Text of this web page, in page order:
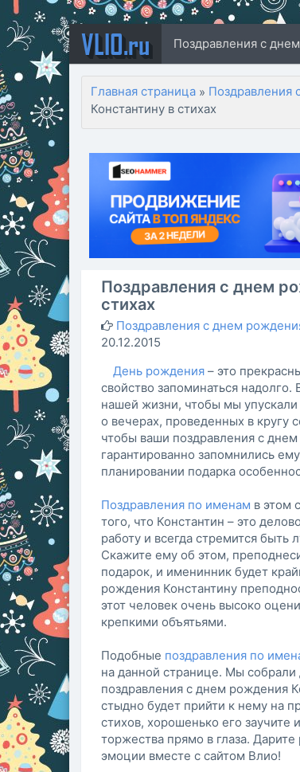
VLIO.ru Поздравления с
Главная страница » Поздравления
Константину в стихах
Поздравления с днем
стихах
Поздравления с днем
20.12.2015
День рождения – это
свойство запоминаться
нашей жизни, чтобы мы
о вечерах, проведенных в кругу
чтобы ваши поздравления с
гарантированно запомнились
планировании подарка
Поздравления по именам в этом
того, что Константин – это
работу и всегда стремится быть
Скажите ему об этом,
подарок, и именинник будет
рождения Константину
этот человек очень высоко
крепкими объятьями.
Подобные поздравления по
на данной странице. Мы
поздравления с днем рождения
стыдно будет прийти к нему на
стихов, хорошенько его заучите
торжества прямо в глаза.
эмоции вместе с сайтом Влио!